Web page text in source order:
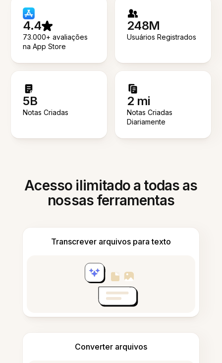
4.4
73.000+ avaliações
na App Store
248M
Usuários Registrados
5B
Notas Criadas
2 mi
Notas Criadas
Diariamente
Acesso ilimitado a todas as
nossas ferramentas
Transcrever arquivos para texto
Converter arquivos